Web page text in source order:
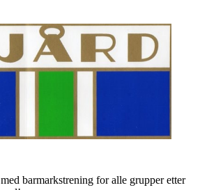
barmarkstrening for alle grupper etter